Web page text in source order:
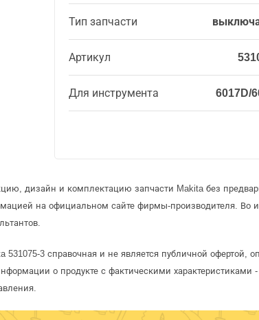
Тип запчасти
Артикул
Для инструмента 6017D/
дизайн и комплектацию запчасти Makita без
на официальном сайте фирмы-производителя. Во
3 справочная и не является публичной офертой,
о продукте с фактическими характеристиками